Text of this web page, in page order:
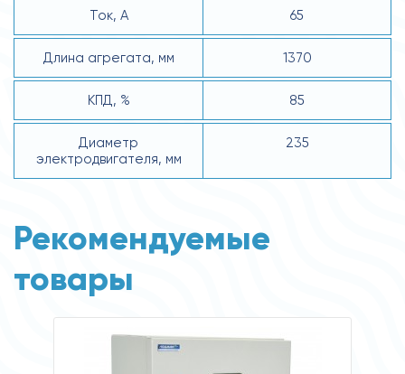
Ток, А 65
Длина агрегата, мм 1370
КПД, % 85
Диаметр
электродвигателя, мм
235
Рекомендуемые
товары